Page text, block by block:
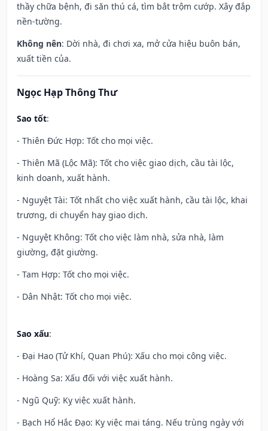
thầy chữa bệnh, đi săn thú cá, tìm bắt trộm cướp. Xây đắp
nền-tường.
Không nên: Dời nhà, đi chơi xa, mở cửa hiệu buôn bán,
xuất tiền của.
Ngọc Hạp Thông Thư
Sao tốt:
- Thiên Đức Hợp: Tốt cho mọi việc.
- Thiên Mã (Lộc Mã): Tốt cho việc giao dịch, cầu tài lộc,
kinh doanh, xuất hành.
- Nguyệt Tài: Tốt nhất cho việc xuất hành, cầu tài lộc, khai
trương, di chuyển hay giao dịch.
- Nguyệt Không: Tốt cho việc làm nhà, sửa nhà, làm
giường, đặt giường.
- Tam Hợp: Tốt cho mọi việc.
- Dân Nhật: Tốt cho mọi việc.
Sao xấu:
- Đại Hao (Tử Khí, Quan Phú): Xấu cho mọi công việc.
- Hoàng Sa: Xấu đối với việc xuất hành.
- Ngũ Quỹ: Kỵ việc xuất hành.
- Bạch Hổ Hắc Đạo: Kỵ việc mai táng. Nếu trùng ngày với